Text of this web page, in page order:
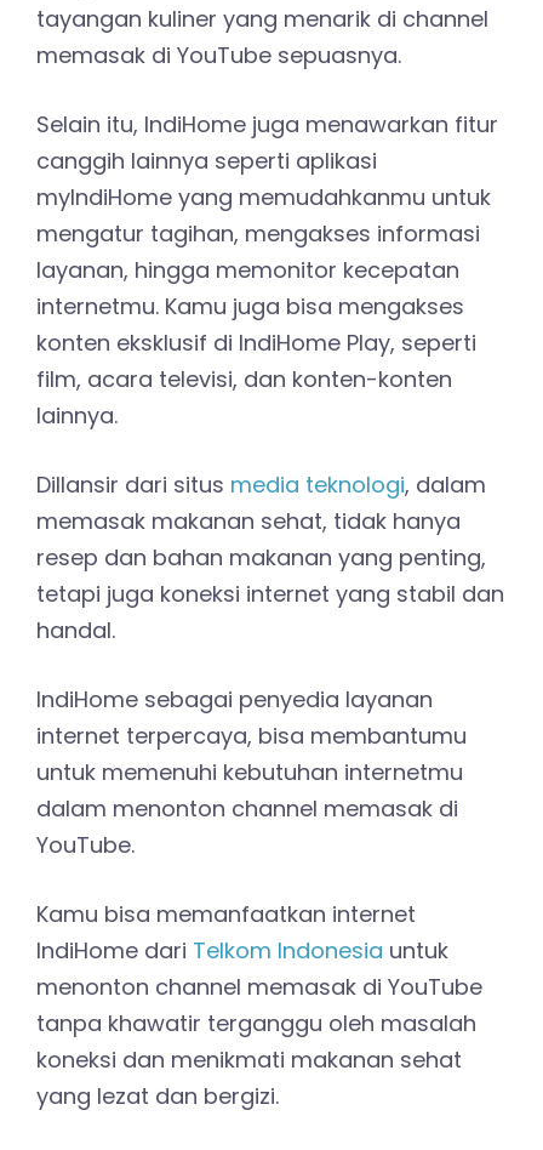
tayangan kuliner yang menarik di channel
memasak di YouTube sepuasnya.
Selain itu, IndiHome juga menawarkan fitur
canggih lainnya seperti aplikasi
myIndiHome yang memudahkanmu untuk
mengatur tagihan, mengakses informasi
layanan, hingga memonitor kecepatan
internetmu. Kamu juga bisa mengakses
konten eksklusif di IndiHome Play, seperti
film, acara televisi, dan konten-konten
lainnya.
Dillansir dari situs media teknologi, dalam
memasak makanan sehat, tidak hanya
resep dan bahan makanan yang penting,
tetapi juga koneksi internet yang stabil dan
handal.
IndiHome sebagai penyedia layanan
internet terpercaya, bisa membantumu
untuk memenuhi kebutuhan internetmu
dalam menonton channel memasak di
YouTube.
Kamu bisa memanfaatkan internet
IndiHome dari Telkom Indonesia untuk
menonton channel memasak di YouTube
tanpa khawatir terganggu oleh masalah
koneksi dan menikmati makanan sehat
yang lezat dan bergizi.